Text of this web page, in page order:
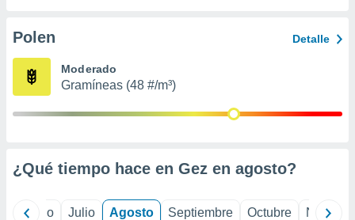
e
mediante
de
Polen Detalle
Moderado
Gramíneas (48 #/m³)
¿Qué tiempo hace en Gez en agosto?
Junio Julio Agosto Septiembre Octubre